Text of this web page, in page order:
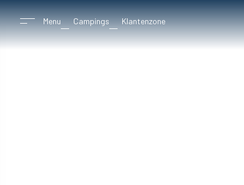
Menu Campings Klantenzone